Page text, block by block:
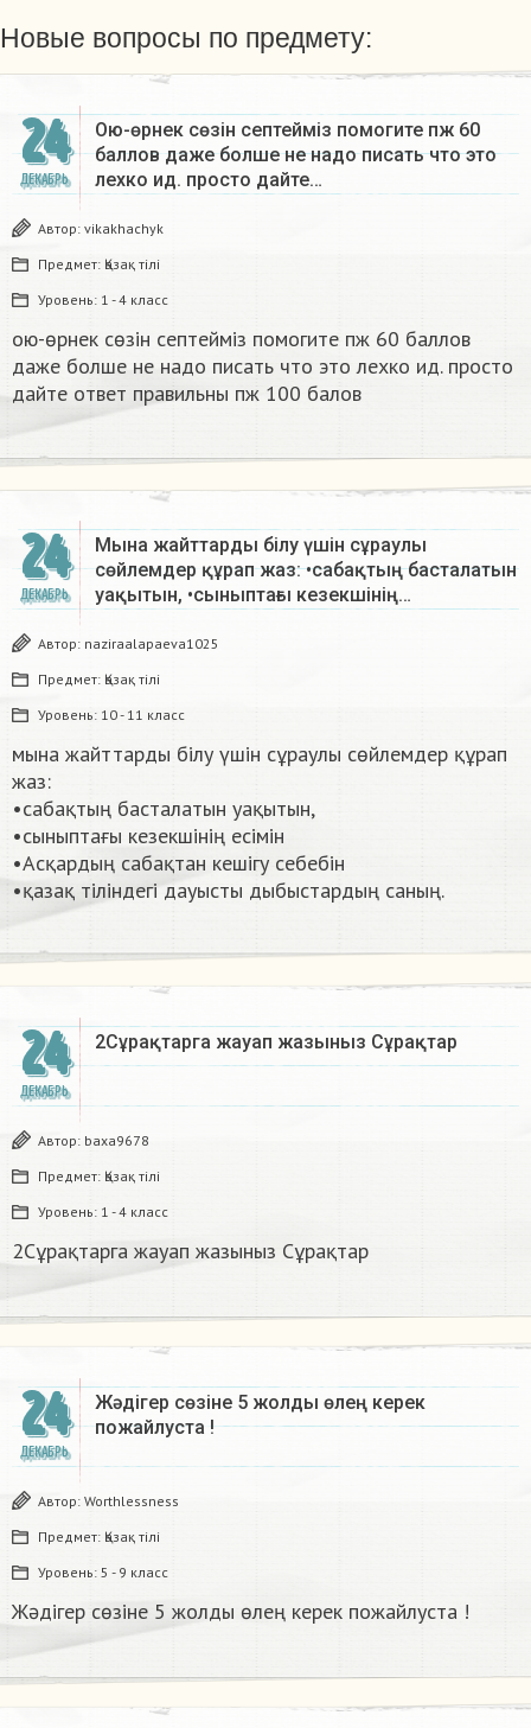
Новые вопросы по предмету:
24
ДЕКАБРЬ
Ою-өрнек сөзін септеймiз помогите пж 60
баллов даже болше не надо писать что это
лехко ид. просто дайте…
Автор: vikakhachyk
Предмет: Қазақ тiлi
Уровень: 1 - 4 класс
ою-өрнек сөзін септеймiз помогите пж 60 баллов
даже болше не надо писать что это лехко ид. просто
дайте ответ правильны пж 100 балов ​
24
ДЕКАБРЬ
Мына жайттарды білу үшін сұраулы
сөйлемдер құрап жаз: •сабақтың басталатын
уақытын, •сыныптағы кезекшінің…
Автор: naziraalapaeva1025
Предмет: Қазақ тiлi
Уровень: 10 - 11 класс
мына жайттарды білу үшін сұраулы сөйлемдер құрап
жаз:
•сабақтың басталатын уақытын,
•сыныптағы кезекшінің есімін
•Асқардың сабақтан кешігу себебін
•қазақ тіліндегі дауысты дыбыстардың саның. ​
24
ДЕКАБРЬ
2Сұрақтарга жауап жазыныз Сұрақтар​
Автор: baxa9678
Предмет: Қазақ тiлi
Уровень: 1 - 4 класс
2Сұрақтарга жауап жазыныз Сұрақтар​
24
ДЕКАБРЬ
Жәдігер сөзіне 5 жолды өлең керек
пожайлуста !
Автор: Worthlessness
Предмет: Қазақ тiлi
Уровень: 5 - 9 класс
Жәдігер сөзіне 5 жолды өлең керек пожайлуста !